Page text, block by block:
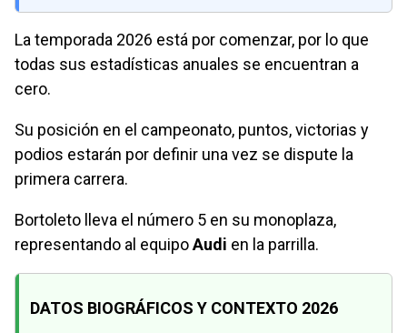
La temporada 2026 está por comenzar, por lo que
todas sus estadísticas anuales se encuentran a
cero.
Su posición en el campeonato, puntos, victorias y
podios estarán por definir una vez se dispute la
primera carrera.
Bortoleto lleva el número 5 en su monoplaza,
representando al equipoAudi en la parrilla.
DATOS BIOGRÁFICOS Y CONTEXTO 2026